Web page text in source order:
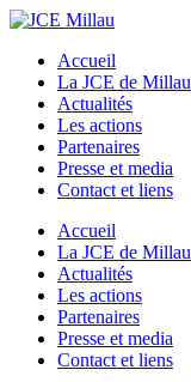
Accueil
La JCE de Millau
Actualités
Les actions
Partenaires
Presse et media
Contact et liens
Accueil
La JCE de Millau
Actualités
Les actions
Partenaires
Presse et media
Contact et liens